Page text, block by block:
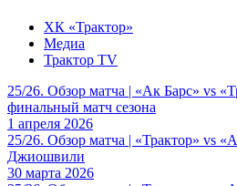
ХК «Трактор»
Медиа
Трактор TV
25/26. Обзор матча | «Ак Барс» vs
финальный матч сезона
1 апреля 2026
25/26. Обзор матча | «Трактор» vs
Джиошвили
30 марта 2026